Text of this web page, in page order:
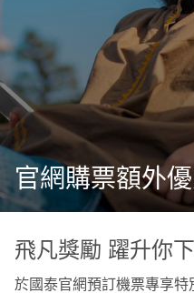
官網購票額外
飛凡獎勵 躍升你
於國泰官網預訂機票專享特